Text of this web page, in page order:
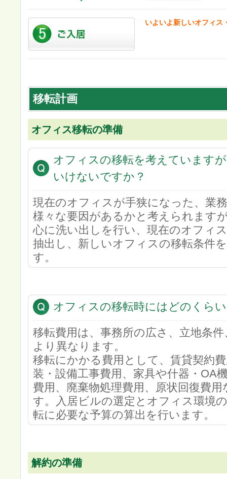
いよいよ新しいオフィス
移転計画
オフィス移転の準備
オフィスの移転を考えています
いけないですか？
現在のオフィスが手狭になった、業
様々な要因があるかと考えられます
心に洗い出しを行い、現在のオフィ
抽出し、新しいオフィスの移転条件
す。
オフィスの移転時にはどのくら
移転費用は、事務所の広さ、立地条
より異なります。
移転にかかる費用として、賃貸契約
装・設備工事費用、家具や什器・OA
費用、廃棄物処理費用、原状回復費
す。入居ビルの選定とオフィス環境
転に必要な予算の算出を行います。
解約の準備